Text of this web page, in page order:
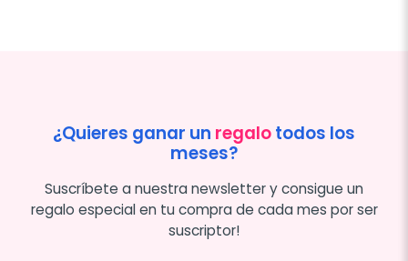
¿Quieres ganar un regalotodos los
meses?
Suscríbete a nuestra newsletter y consigue un
regalo especial en tu compra de cada mes por ser
suscriptor!